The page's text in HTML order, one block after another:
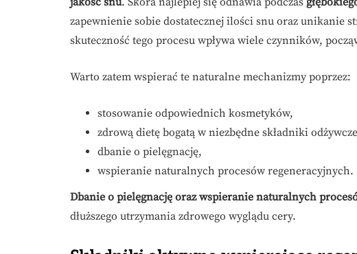
zapewnienie sobie dostatecznej ilości snu oraz unikanie
skuteczność tego procesu wpływa wiele czynników,
Warto zatem wspierać te naturalne mechanizmy poprzez:
stosowanie odpowiednich kosmetyków,
zdrową dietę bogatą w niezbędne składniki
dbanie o pielęgnację,
wspieranie naturalnych procesów regeneracyjnych.
Dbanie o pielęgnację oraz wspieranie naturalnych
dłuższego utrzymania zdrowego wyglądu cery.